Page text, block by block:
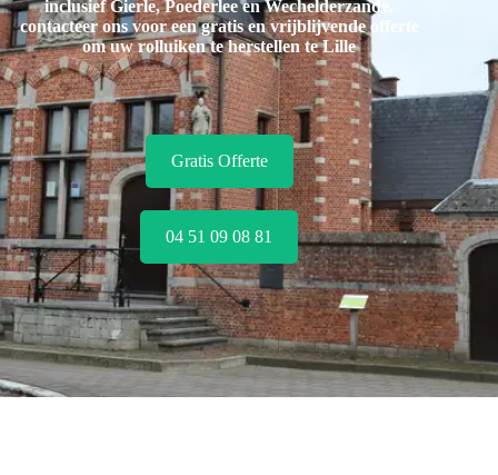
inclusiefGierle, Poederlee en Wechelderzande
contacteer ons voor een gratis en vrijblijvende offerte
om uw rolluiken te herstellen te Lille
Gratis Offerte
04 51 09 08 81